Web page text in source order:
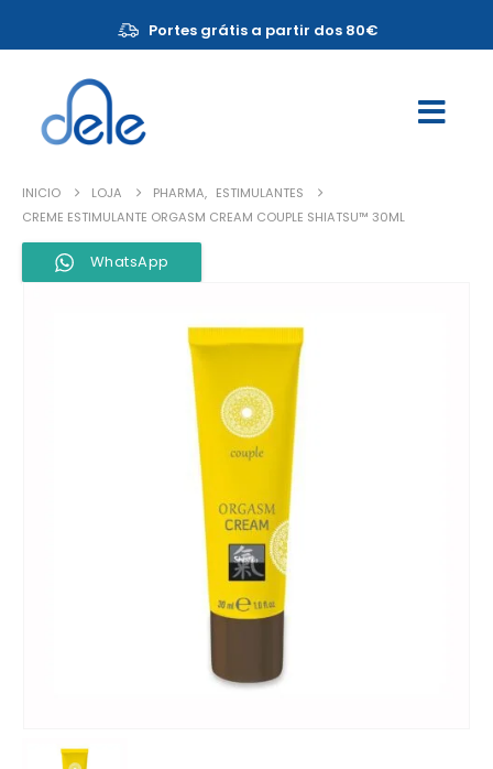
Portes grátis a partir dos 80€
INICIO LOJA PHARMA, ESTIMULANTES
CREME ESTIMULANTE ORGASM CREAM COUPLE SHIATSU™ 30ML
WhatsApp